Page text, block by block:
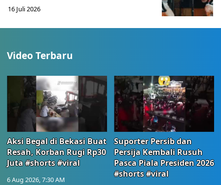
16 Juli 2026
Video Terbaru
Aksi Begal di Bekasi Buat
Resah, Korban Rugi Rp30
Juta #shorts #viral
6 Aug 2026, 7:30 AM
Suporter Persib dan
Persija Kembali Rusuh
Pasca Piala Presiden 2026
#shorts #viral